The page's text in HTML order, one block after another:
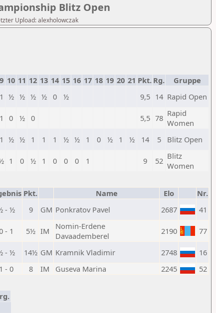
Blitz Open
Upload: alexholowczak
9 10 11 12 13 14 15 16 17 18 19 20 21 Pkt. Rg.
Gruppe
1 ½ ½ ½ ½ 0 ½ 9,5 14 Rapid Open
1 0 ½ 0 5,5 78 Rapid
Women
1 ½ ½ 1 1 1 ½ ½ 1 0 ½ 1 ½ 14 5 Blitz Open
1 0 ½ 1 0 0 0 1 9 52 Blitz
Women
Pkt. Name Elo
Nr.
- ½ 9 GM Ponkratov Pavel 2687 41
- 1 5½ IM
Nomin-Erdene
Davaademberel
2190 77
- ½ 14½ GM Kramnik Vladimir 2748
16
1 - 0 8 IM Guseva Marina 2245 52